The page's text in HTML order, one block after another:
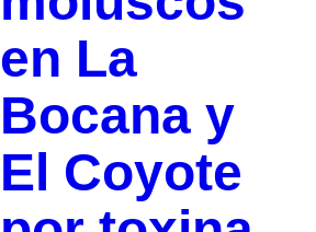
en La
Bocana y
El Coyote